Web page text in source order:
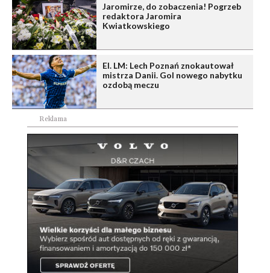
Jaromirze, do zobaczenia! Pogrzeb
redaktora Jaromira
Kwiatkowskiego
El. LM: Lech Poznań znokautował
mistrza Danii. Gol nowego nabytku
ozdobą meczu
Reklama